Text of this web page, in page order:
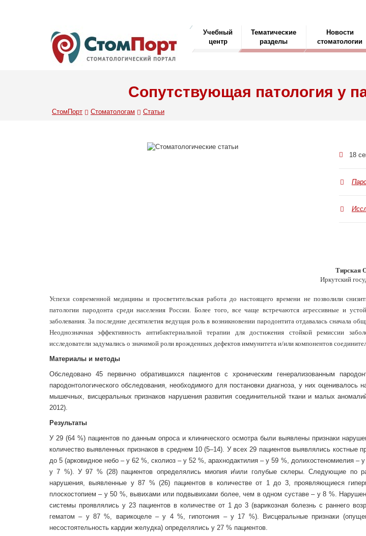
Учебный
центр
Тематические
разделы
Новости
стоматологии
Сопутствующая патология у
СтомПорт Стоматологам Статьи
18
Тирская
Иркутский
Успехи современной медицины и просветительская работа до настоящего времени не позволили
патологии пародонта среди населения России. Более того, все чаще встречаются агрессивные и
заболевания. За последние десятилетия ведущая роль в возникновении пародонтита отдавалась сначала
Неоднозначная эффективность антибактериальной терапии для достижения стойкой ремиссии
исследователи задумались о значимой роли врожденных дефектов иммунитета и/или компонентов
Материалы и методы
Обследовано 45 первично обратившихся пациентов с хроническим генерализованным
пародонтологического обследования, необходимого для постановки диагноза, у них оценивалось
мышечных, висцеральных признаков нарушения развития соединительной ткани и малых
2012).
Результаты
У 29 (64 %) пациентов по данным опроса и клинического осмотра были выявлены признаки
количество выявленных признаков в среднем 10 (5–14). У всех 29 пациентов выявлялись костные
до 5 (арковидное небо – у 62 %, сколиоз – у 52 %, арахнодактилия – у 59 %, долихостеномиелия –
у 7 %). У 97 % (28) пациентов определялись миопия и\или голубые склеры. Следующие по
нарушения, выявленные у 87 % (26) пациентов в количестве от 1 до 3, проявляющиеся
плоскостопием – у 50 %, вывихами или подвывихами более, чем в одном суставе – у 8 %.
системы проявлялись у 23 пациентов в количестве от 1 до 3 (варикозная болезнь с раннего
гематом – у 87 %, варикоцеле – у 4 %, гипотония – у 17 %). Висцеральные признаки
несостоятельность кардии желудка) определялись у 27 % пациентов.